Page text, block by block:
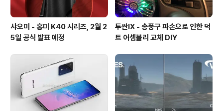
샤오미 - 홍미 K40 시리즈, 2월 2
5일 공식 발표 예정
투싼IX - 송풍구 파손으로 인한 덕
트 어셈블리 교체 DIY